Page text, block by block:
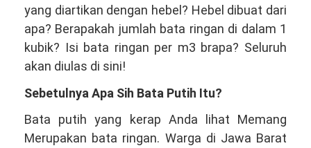
Telepon/WA
081381344044
yang diartikan dengan hebel? Hebel dibuat dari
apa? Berapakah jumlah bata ringan di dalam 1
kubik? Isi bata ringan per m3 brapa? Seluruh
akan diulas di sini!
Sebetulnya Apa Sih Bata Putih Itu?
Bata putih yang kerap Anda lihat Memang
Merupakan bata ringan. Warga di Jawa Barat